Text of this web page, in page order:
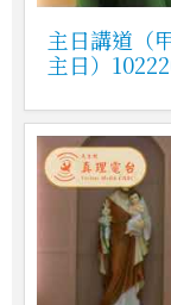
主日講道（
主日）